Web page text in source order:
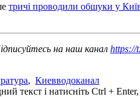
тричі проводили обшуки у
на наш канал https://
, Киевводоканал
текст і натисніть Ctrl +